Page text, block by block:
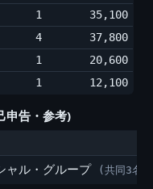
1
35,100
4
37,800
1
20,600
1 12,100
申告・参考)
ャル・グループ (共同3名)